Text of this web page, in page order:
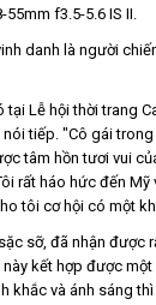
55mm f3.5-5.6 IS II.
danh là người
Lễ hội thời trang
tiếp. "Cô gái trong
tâm hồn tươi vui
rất háo hức đến Mỹ
tôi cơ hội có một
sỡ, đã nhận được
kết hợp được
khắc và ánh sáng